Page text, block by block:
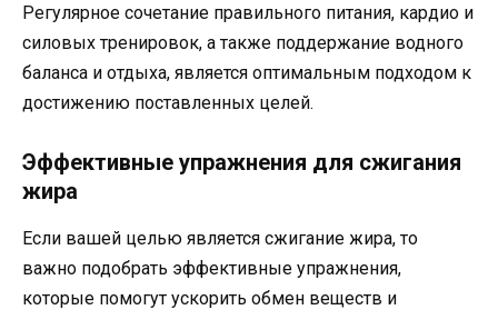
Регулярное сочетание правильного питания, кардио и
силовых тренировок, а также поддержание водного
баланса и отдыха, является оптимальным подходом к
достижению поставленных целей.
Эффективные упражнения для сжигания
жира
Если вашей целью является сжигание жира, то
важно подобрать эффективные упражнения,
которые помогут ускорить обмен веществ и